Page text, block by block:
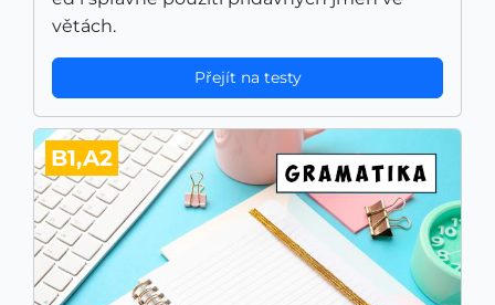
větách.
Přejít na testy
B1,A2